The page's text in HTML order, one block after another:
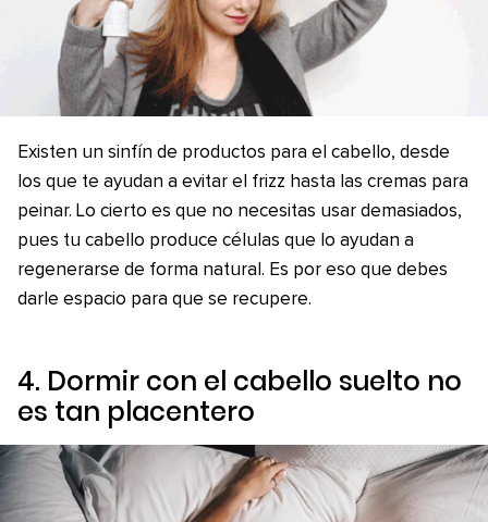
Existen un sinfín de productos para el cabello, desde
los que te ayudan a evitar el frizz hasta las cremas para
peinar. Lo cierto es que no necesitas usar demasiados,
pues tu cabello produce células que lo ayudan a
regenerarse de forma natural. Es por eso que debes
darle espacio para que se recupere.
4. Dormir con el cabello suelto no
es tan placentero